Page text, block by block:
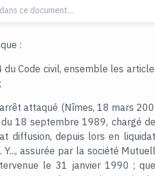
:
Code civil, ensemble les
attaqué (Nîmes, 18 mars
18 septembre 1989, chargé
diffusion, depuis lors en
Y..., assurée par la société
le 31 janvier 1990 ;